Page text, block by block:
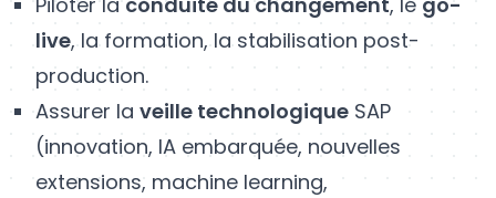
live, la formation, la stabilisation post-
production.
Assurer la veille technologique SAP
(innovation, IA embarquée, nouvelles
extensions, machine learning,